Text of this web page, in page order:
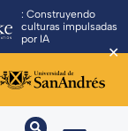
: Construyendo
culturas impulsadas
por IA
✕